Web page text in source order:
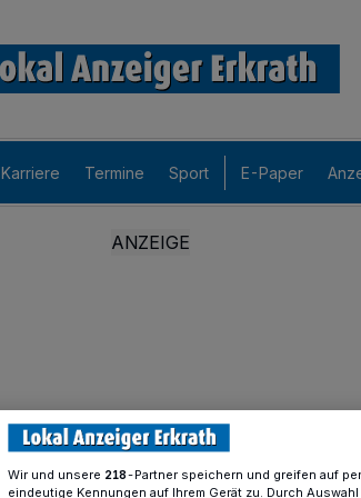
Karriere Termine Sport E-Paper
Wir und unsere 218-Partner speichern und greifen auf
eindeutige Kennungen auf Ihrem Gerät zu. Durch